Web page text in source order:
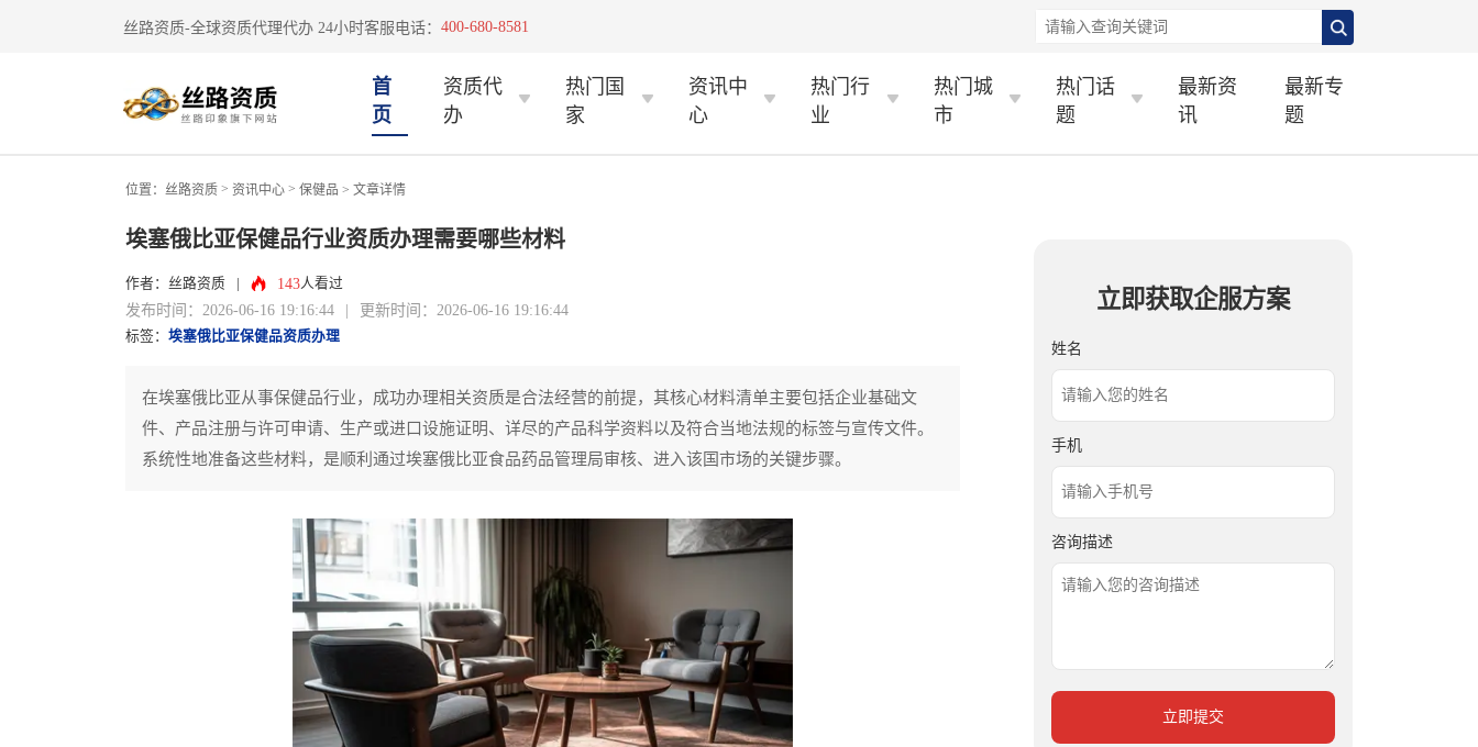
丝路资质-全球资质代理代办 24小时客服电话： 400-680-8581
首
页
资质代
办
热门国
家
资讯中
心
热门行
业
热门城
市
热门话
题
最新资
讯
最新专
题
位置： 丝路资质 > 资讯中心 > 保健品 > 文章详情
埃塞俄比亚保健品行业资质办理需要哪些材料
作者：丝路资质 143人看过
发布时间：2026-06-16 19:16:44 | 更新时间：2026-06-16 19:16:44
标签： 埃塞俄比亚保健品资质办理
在埃塞俄比亚从事保健品行业，成功办理相关资质是合法经营的前提，其核心材料清单主要包括企业基础文
件、产品注册与许可申请、生产或进口设施证明、详尽的产品科学资料以及符合当地法规的标签与宣传文件。
系统性地准备这些材料，是顺利通过埃塞俄比亚食品药品管理局审核、进入该国市场的关键步骤。
立即获取企服方案
姓名
手机
咨询描述
立即提交